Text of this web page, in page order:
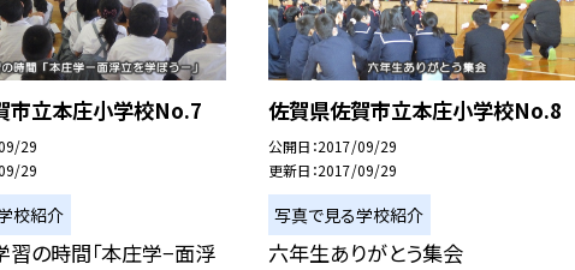
市立本庄小学校No.7
29
29
校紹介
の時間「本庄学−面浮
佐賀県佐賀市立本庄小学校No.8
公開日 2017/09/29
更新日 2017/09/29
写真で見る学校紹介
六年生ありがとう集会